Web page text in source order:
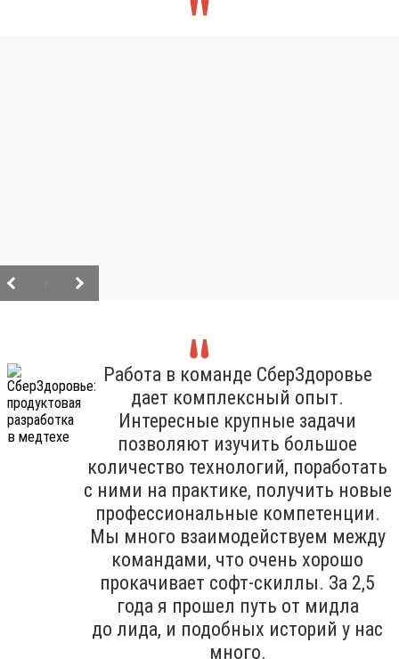
Работа в команде СберЗдоровье
дает комплексный опыт.
Интересные крупные задачи
позволяют изучить большое
количество технологий, поработать
с ними на практике, получить новые
профессиональные компетенции.
Мы много взаимодействуем между
командами, что очень хорошо
прокачивает софт-скиллы. За 2,5
года я прошел путь от мидла
до лида, и подобных историй у нас
много.